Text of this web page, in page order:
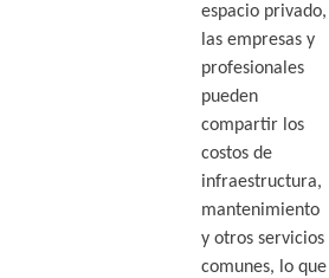
espacio privado,
las empresas y
profesionales
pueden
compartir los
costos de
infraestructura,
mantenimiento
y otros servicios
comunes, lo que